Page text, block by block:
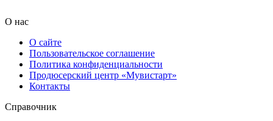
О нас
О сайте
Пользовательское соглашение
Политика конфиденциальности
Продюсерский центр «Мувистарт»
Контакты
Справочник